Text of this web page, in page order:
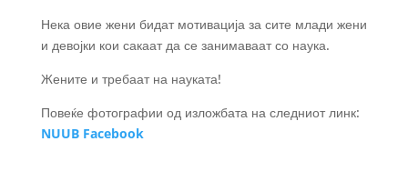
Нека овие жени бидат мотивација за сите млади жени
и девојки кои сакаат да се занимаваат со наука.
Жените и требаат на науката!
Повеќе фотографии од изложбата на следниот линк:
NUUB Facebook